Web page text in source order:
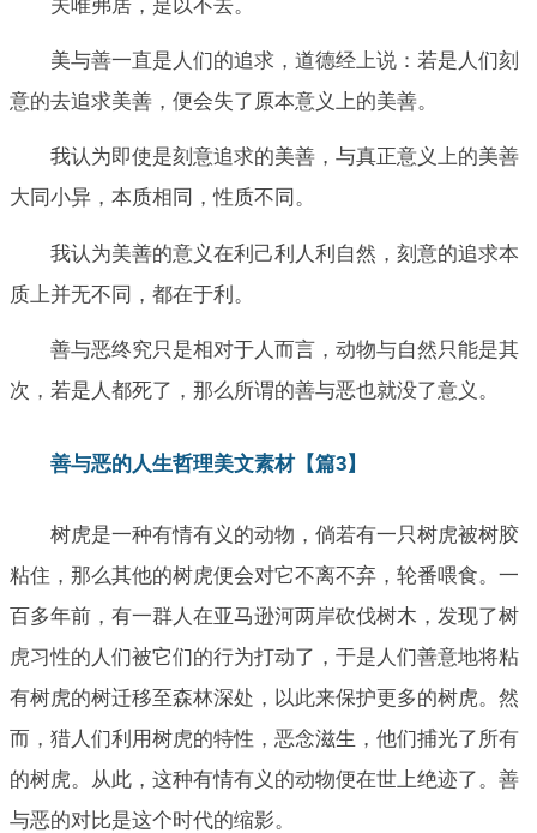
夫唯弗居，是以不去。
美与善一直是人们的追求，道德经上说：若是人们刻
意的去追求美善，便会失了原本意义上的美善。
我认为即使是刻意追求的美善，与真正意义上的美善
大同小异，本质相同，性质不同。
我认为美善的意义在利己利人利自然，刻意的追求本
质上并无不同，都在于利。
善与恶终究只是相对于人而言，动物与自然只能是其
次，若是人都死了，那么所谓的善与恶也就没了意义。
善与恶的人生哲理美文素材【篇3】
树虎是一种有情有义的动物，倘若有一只树虎被树胶
粘住，那么其他的树虎便会对它不离不弃，轮番喂食。一
百多年前，有一群人在亚马逊河两岸砍伐树木，发现了树
虎习性的人们被它们的行为打动了，于是人们善意地将粘
有树虎的树迁移至森林深处，以此来保护更多的树虎。然
而，猎人们利用树虎的特性，恶念滋生，他们捕光了所有
的树虎。从此，这种有情有义的动物便在世上绝迹了。善
与恶的对比是这个时代的缩影。